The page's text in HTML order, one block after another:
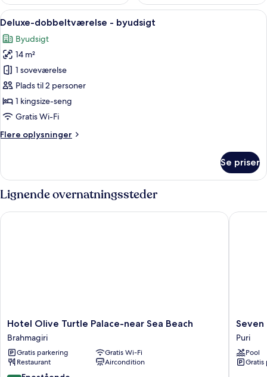
Indlæs
alle
billeder
af
Deluxe-
dobbeltværelse
-
byudsigt
Deluxe-dobbeltværelse - byudsigt |
5
Deluxe-dobbeltværelse - byudsigt
Byudsigt
14 m²
1 soveværelse
Plads til 2 personer
1 kingsize-seng
Gratis Wi-Fi
Flere oplysninger
Flere
dobbeltværelse
-
byudsigt
Se priser
Lignende overnatningssteder
Hotel
Olive
Turtle
Palace-
near
Hotel Olive Turtle Palace-near Sea Beach
Brahmagiri
Gratis parkering
Gratis Wi-Fi
Restaurant
Aircondition
Hotel Olive Turtle Palace-near Sea Beach
Seven
Hills
Hotels
Puri
Seven
Puri
Pool
Gratis
Seven